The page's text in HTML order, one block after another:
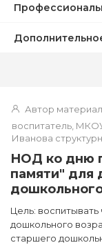
Автор
воспитатель,
Иванова
НОД ко дню
памяти" для
Цель:
дошкольного
старшего